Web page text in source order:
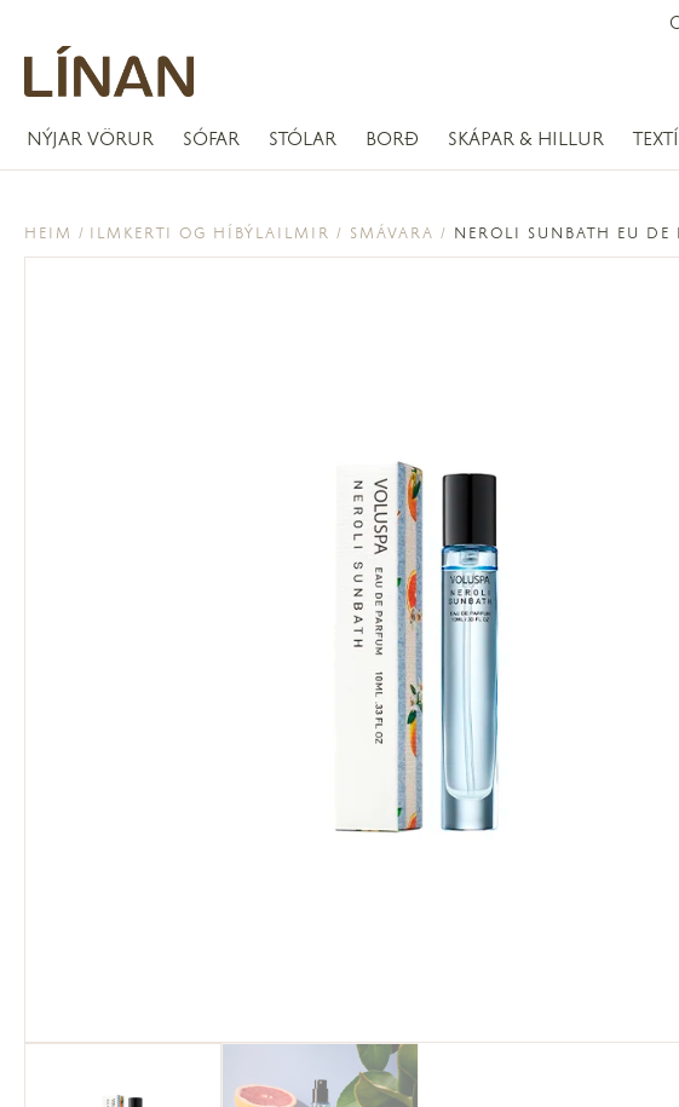
NÝJAR VÖRUR SÓFAR STÓLAR BORÐ SKÁPAR & HILLUR
HEIM ILMKERTI OG HÍBÝLAILMIR SMÁVARA NEROLI SUNBATH EU DE